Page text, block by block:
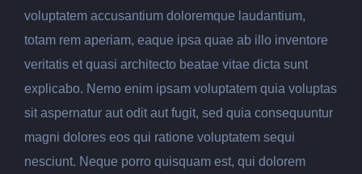
voluptatem accusantium doloremque laudantium,
totam rem aperiam, eaque ipsa quae ab illo inventore
veritatis et quasi architecto beatae vitae dicta sunt
explicabo. Nemo enim ipsam voluptatem quia voluptas
sit aspernatur aut odit aut fugit, sed quia consequuntur
magni dolores eos qui ratione voluptatem sequi
nesciunt. Neque porro quisquam est, qui dolorem